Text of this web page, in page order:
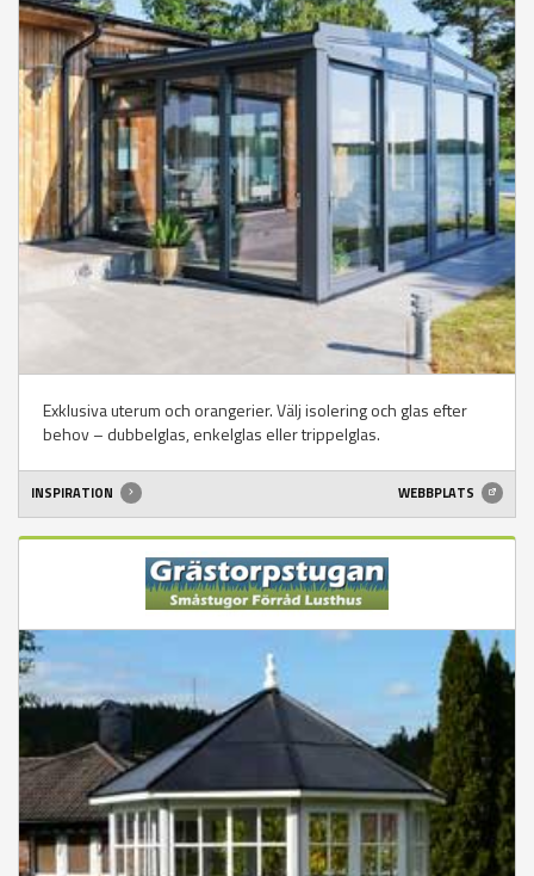
Exklusiva uterum och orangerier. Välj isolering och glas efter
behov – dubbelglas, enkelglas eller trippelglas.
INSPIRATION WEBBPLATS